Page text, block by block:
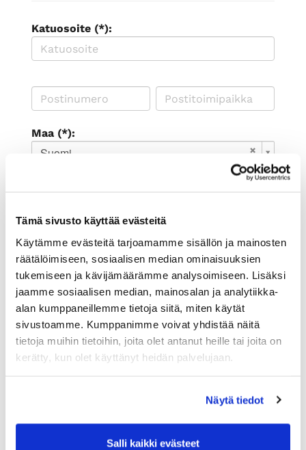
Tämä sivusto käyttää evästeitä
Käytämme evästeitä tarjoamamme sisällön ja mainosten
räätälöimiseen, sosiaalisen median ominaisuuksien
tukemiseen ja kävijämäärämme analysoimiseen. Lisäksi
jaamme sosiaalisen median, mainosalan ja analytiikka-
alan kumppaneillemme tietoja siitä, miten käytät
sivustoamme. Kumppanimme voivat yhdistää näitä
tietoja muihin tietoihin, joita olet antanut heille tai joita on
kerätty, kun olet käyttänyt heidän palvelujaan.
Näytä tiedot
Salli kaikki evästeet
Katuosoite (*):
Maa (*):
Suomi
Rekisteröidy
uutiskirjeen
Olen lukenut tietosuojaselosteen ja
hyväksyn henkilötietojeni käsittelyn (*)
(*) Tieto on pakollinen